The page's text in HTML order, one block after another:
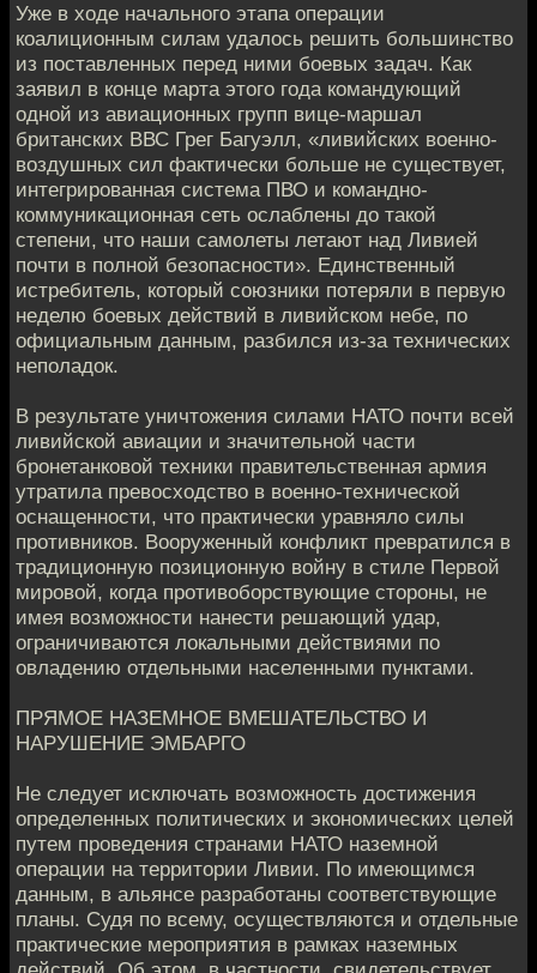
Уже в ходе начального этапа операции
коалиционным силам удалось решить большинство
из поставленных перед ними боевых задач. Как
заявил в конце марта этого года командующий
одной из авиационных групп вице-маршал
британских ВВС Грег Багуэлл, «ливийских военно-
воздушных сил фактически больше не существует,
интегрированная система ПВО и командно-
коммуникационная сеть ослаблены до такой
степени, что наши самолеты летают над Ливией
почти в полной безопасности». Единственный
истребитель, который союзники потеряли в первую
неделю боевых действий в ливийском небе, по
официальным данным, разбился из-за технических
неполадок.
В результате уничтожения силами НАТО почти всей
ливийской авиации и значительной части
бронетанковой техники правительственная армия
утратила превосходство в военно-технической
оснащенности, что практически уравняло силы
противников. Вооруженный конфликт превратился в
традиционную позиционную войну в стиле Первой
мировой, когда противоборствующие стороны, не
имея возможности нанести решающий удар,
ограничиваются локальными действиями по
овладению отдельными населенными пунктами.
ПРЯМОЕ НАЗЕМНОЕ ВМЕШАТЕЛЬСТВО И
НАРУШЕНИЕ ЭМБАРГО
Не следует исключать возможность достижения
определенных политических и экономических целей
путем проведения странами НАТО наземной
операции на территории Ливии. По имеющимся
данным, в альянсе разработаны соответствующие
планы. Судя по всему, осуществляются и отдельные
практические мероприятия в рамках наземных